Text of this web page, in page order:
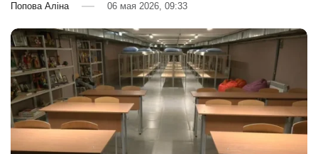
Попова Аліна 06 мая 2026, 09:33